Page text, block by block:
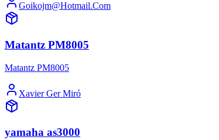
Goikojm@Hotmail.Com
Matantz PM8005
Matantz PM8005
Xavier Ger Miró
yamaha as3000